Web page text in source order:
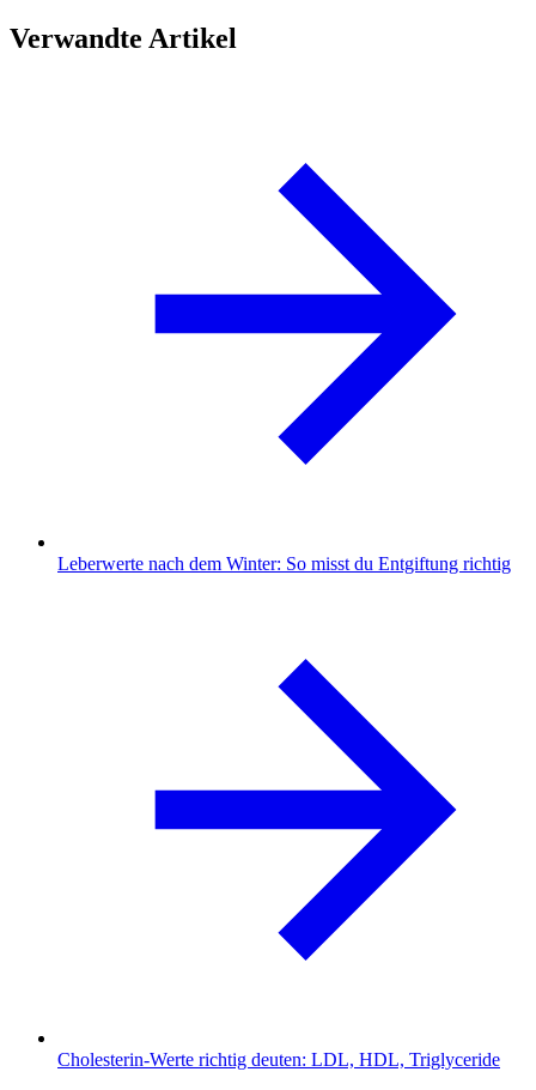
Verwandte Artikel
Leberwerte nach dem Winter: So misst du Entgiftung richtig
Cholesterin-Werte richtig deuten: LDL, HDL, Triglyceride